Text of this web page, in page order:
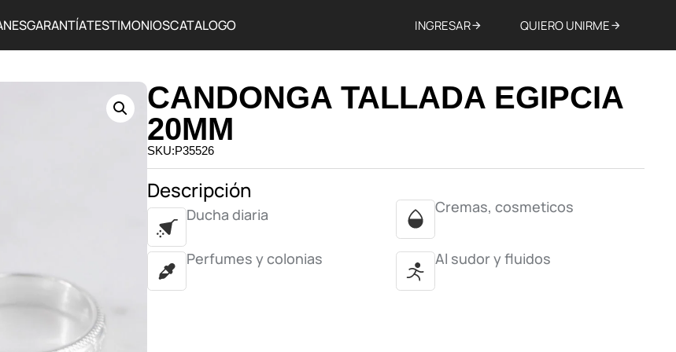
GARANTÍATESTIMONIOSCATALOGO INGRESAR QUIERO UNIRME
CANDONGA TALLADA EGIPCIA
20MM
SKU:P35526
Descripción
Ducha diaria Cremas, cosmeticos
Perfumes y colonias Al sudor y fluidos